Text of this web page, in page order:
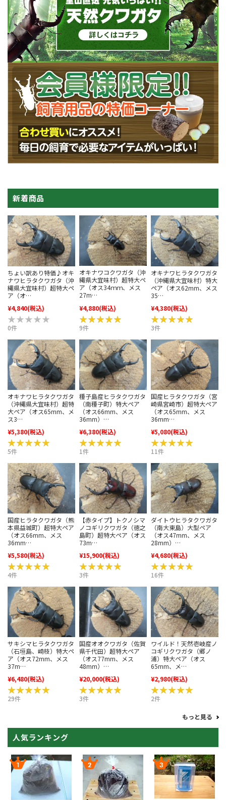
新着商品
ちょい訳あり特価♪オキ
ナワヒラタクワガタ（沖
縄県大宜味村）超特大ペ
ア（オ…
¥4,840(税込)
★★★★★
★★★★★
0件
オキナワコクワガタ（沖
縄県大宜味村）超特大ペ
ア（オス34ｍｍ、メス
27m…
¥4,880(税込)
★★★★★
★★★★★
9件
オキナワヒラタクワガタ
（沖縄県大宜味村）特大
ペア（オス62mm、メス
35…
¥4,380(税込)
★★★★★
★★★★★
3件
オキナワヒラタクワガタ
（沖縄県大宜味村）超特
大ペア（オス65mm、メ
ス3…
¥5,380(税込)
★★★★★
★★★★★
5件
種子島産ヒラタクワガタ
（南種子町）特大ペア
（オス66mm、メス
36mm）…
¥6,380(税込)
★★★★★
★★★★★
1件
国産ヒラタクワガタ（宮
崎県宮崎市）超特大ペア
（オス65mm、メス
36mm…
¥5,080(税込)
★★★★★
★★★★★
11件
国産ヒラタクワガタ（熊
本県益城町）超特大ペア
（オス66mm、メス
36mm…
¥5,580(税込)
★★★★★
★★★★★
4件
【赤タイプ】トクノシマ
ノコギリクワガタ（徳之
島町）超特大ペア（オス
73m…
¥15,900(税込)
★★★★★
★★★★★
3件
ダイトウヒラタクワガタ
（南大東島）大型ペア
（オス47mm、メス
28mm）…
¥4,680(税込)
★★★★★
★★★★★
16件
サキシマヒラタクワガタ
（石垣島、崎枝）特大ペ
ア（オス72mm、メス
37m…
¥6,480(税込)
★★★★★
★★★★★
29件
国産オオクワガタ（佐賀
県千代田）超特大ペア
（オス77mm、メス
48mm）…
¥20,000(税込)
★★★★★
★★★★★
3件
ワイルド！天然壱岐産ノ
コギリクワガタ（郷ノ
浦）特大ペア（オス
65mm、メ…
¥2,980(税込)
★★★★★
★★★★★
2件
もっと見る
人気ランキング